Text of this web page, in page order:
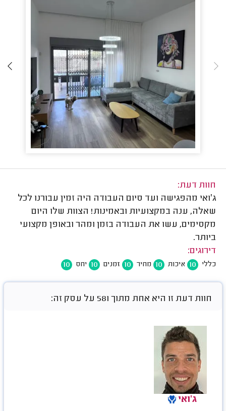
חוות דעת:
ג׳ואי מהפגישה ועד סיום העבודה היה זמין עבורנו לכל
שאלה, ענה במקצועיות ובאמינות! הצוות שלו היום
מקסימים, עשו את העבודה בזמן ומהר ובאופן מקצועי
ביותר.
דירוגים:
כללי 10 איכות 10 מחיר 10 זמנים 10 יחס 10
חוות דעת זו היא אחת מתוך 581 על עסק זה:
ג'ואי